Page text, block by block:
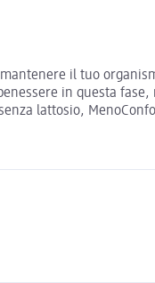
il tuo
in questa
lattosio,